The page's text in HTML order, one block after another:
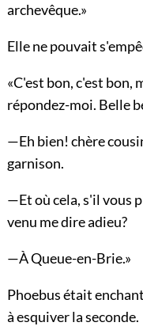
archevêque.»
Elle ne pouvait
«C'est bon, c'est bon,
répondez-moi. Belle
—Eh bien! chère
garnison.
—Et où cela, s'il vous
venu me dire adieu?
—À Queue-en-Brie.»
Phoebus était
à esquiver la seconde.